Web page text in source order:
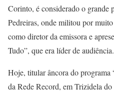
Corinto, é considerado o grande
Pedreiras, onde militou por
como diretor da emissora e
Tudo”, que era líder de audiência.
Hoje, titular âncora do
da Rede Record, em Trizidela